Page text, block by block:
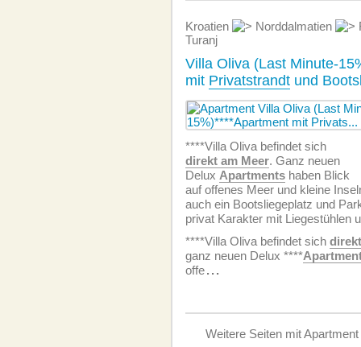
Kroatien Norddalmatien
Turanj
Villa Oliva (Last Minute-
mit Privatstrandt und
****Villa Oliva befindet sich
direkt am Meer. Ganz neuen
Delux Apartments haben Blick
auf offenes Meer und kleine
auch ein Bootsliegeplatz und
privat Karakter mit Liegestühlen
****Villa Oliva befindet sich
ganz neuen Delux ****
offe...
Weitere Seiten mit